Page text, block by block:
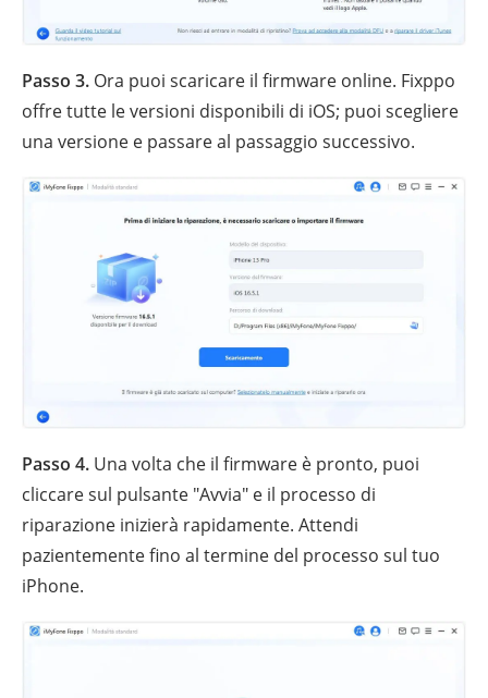
Passo 3. Ora puoi scaricare il firmware online. Fixppo
offre tutte le versioni disponibili di iOS; puoi scegliere
una versione e passare al passaggio successivo.
Passo 4. Una volta che il firmware è pronto, puoi
cliccare sul pulsante "Avvia" e il processo di
riparazione inizierà rapidamente. Attendi
pazientemente fino al termine del processo sul tuo
iPhone.